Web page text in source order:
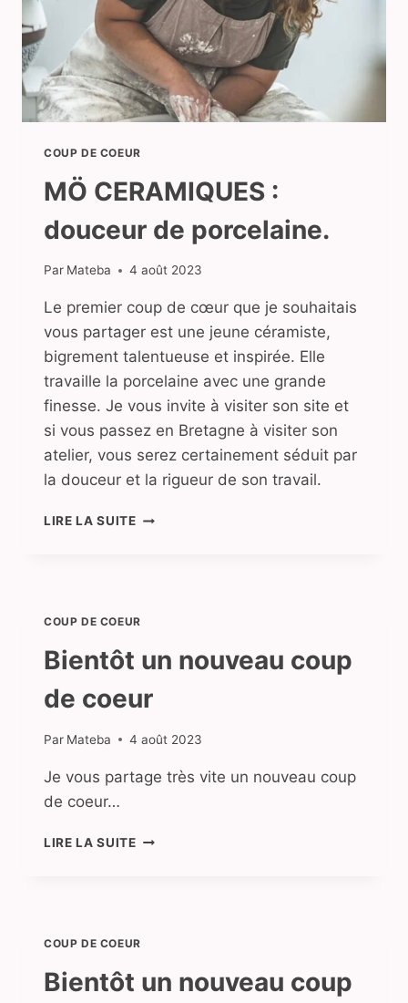
COUP DE COEUR
MÖ CERAMIQUES :
douceur de porcelaine.
Par Mateba 4 août 2023
Le premier coup de cœur que je souhaitais
vous partager est une jeune céramiste,
bigrement talentueuse et inspirée. Elle
travaille la porcelaine avec une grande
finesse. Je vous invite à visiter son site et
si vous passez en Bretagne à visiter son
atelier, vous serez certainement séduit par
la douceur et la rigueur de son travail.
LIRE LA SUITEMÖ
COUP DE COEUR
Bientôt un nouveau coup
de coeur
Par Mateba 4 août 2023
Je vous partage très vite un nouveau coup
de coeur…
LIRE LA SUITEBIENTÔT
COUP DE COEUR
Bientôt un nouveau coup